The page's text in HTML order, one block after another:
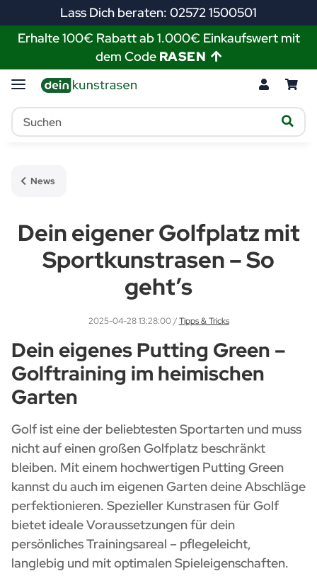
Lass Dich beraten: 02572 1500501
Erhalte 100€ Rabatt ab 1.000€ Einkaufswert mit
dem Code RASEN
News
Dein eigener Golfplatz mit
Sportkunstrasen – So
geht’s
2025-04-28 13:28:00 /Tipps & Tricks
Dein eigenes Putting Green –
Golftraining im heimischen
Garten
Golf ist eine der beliebtesten Sportarten und muss
nicht auf einen großen Golfplatz beschränkt
bleiben. Mit einem hochwertigen Putting Green
kannst du auch im eigenen Garten deine Abschläge
perfektionieren. Spezieller Kunstrasen für Golf
bietet ideale Voraussetzungen für dein
persönliches Trainingsareal – pflegeleicht,
langlebig und mit optimalen Spieleigenschaften.